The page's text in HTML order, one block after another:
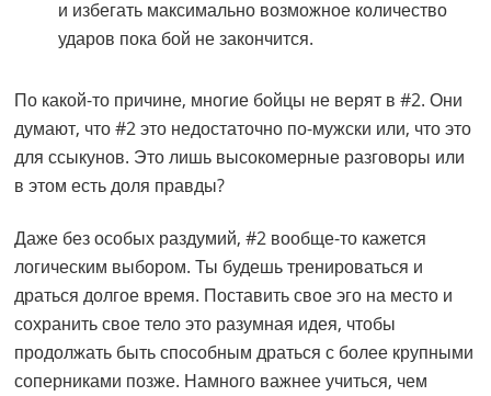
и избегать максимально возможное количество
ударов пока бой не закончится.
По какой-то причине, многие бойцы не верят в #2. Они
думают, что #2 это недостаточно по-мужски или, что это
для ссыкунов. Это лишь высокомерные разговоры или
в этом есть доля правды?
Даже без особых раздумий, #2 вообще-то кажется
логическим выбором. Ты будешь тренироваться и
драться долгое время. Поставить свое эго на место и
сохранить свое тело это разумная идея, чтобы
продолжать быть способным драться с более крупными
соперниками позже. Намного важнее учиться, чем